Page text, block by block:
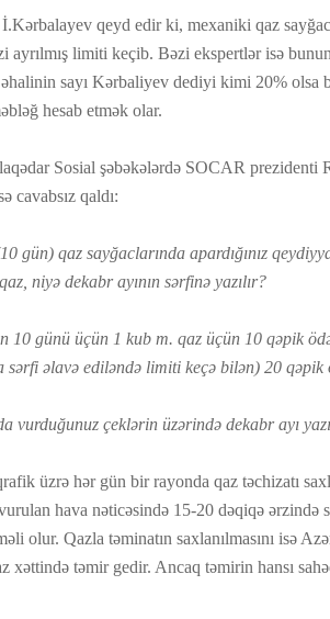
qeyd edir ki, mexaniki qaz
ayrılmış limiti keçib. Bəzi ekspertlər isə
sayı Kərbaliyev dediyi kimi 20% olsa
hesab etmək olar.
Sosial şəbəkələrdə SOCAR prezidenti
cavabsız qaldı:
gün) qaz sayğaclarında apardığınız
niyə dekabr ayının sərfinə yazılır?
10 günü üçün 1 kub m. qaz üçün 10 qəpik
sərfi əlavə ediləndə limiti keçə bilən) 20
vurduğunuz çeklərin üzərində dekabr ayı
üzrə hər gün bir rayonda qaz təchizatı
hava nəticəsində 15-20 dəqiqə ərzində
olur. Qazla təminatın saxlanılmasını isə
xəttində təmir gedir. Ancaq təmirin hansı